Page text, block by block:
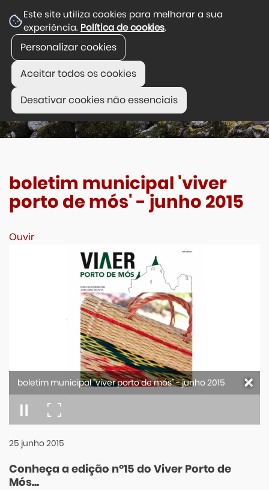
Este site utiliza cookies para melhorar a sua
experiência. Política de cookies.
Personalizar cookies
Aceitar todos os cookies
Desativar cookies não essenciais
boletim municipal 'viver
porto de mós' - junho 2015
Ouvir
boletim municipal "viver porto de mós" - junho 2015
25 junho2015
Conheça a edição nº15 do Viver Porto de
Mós...